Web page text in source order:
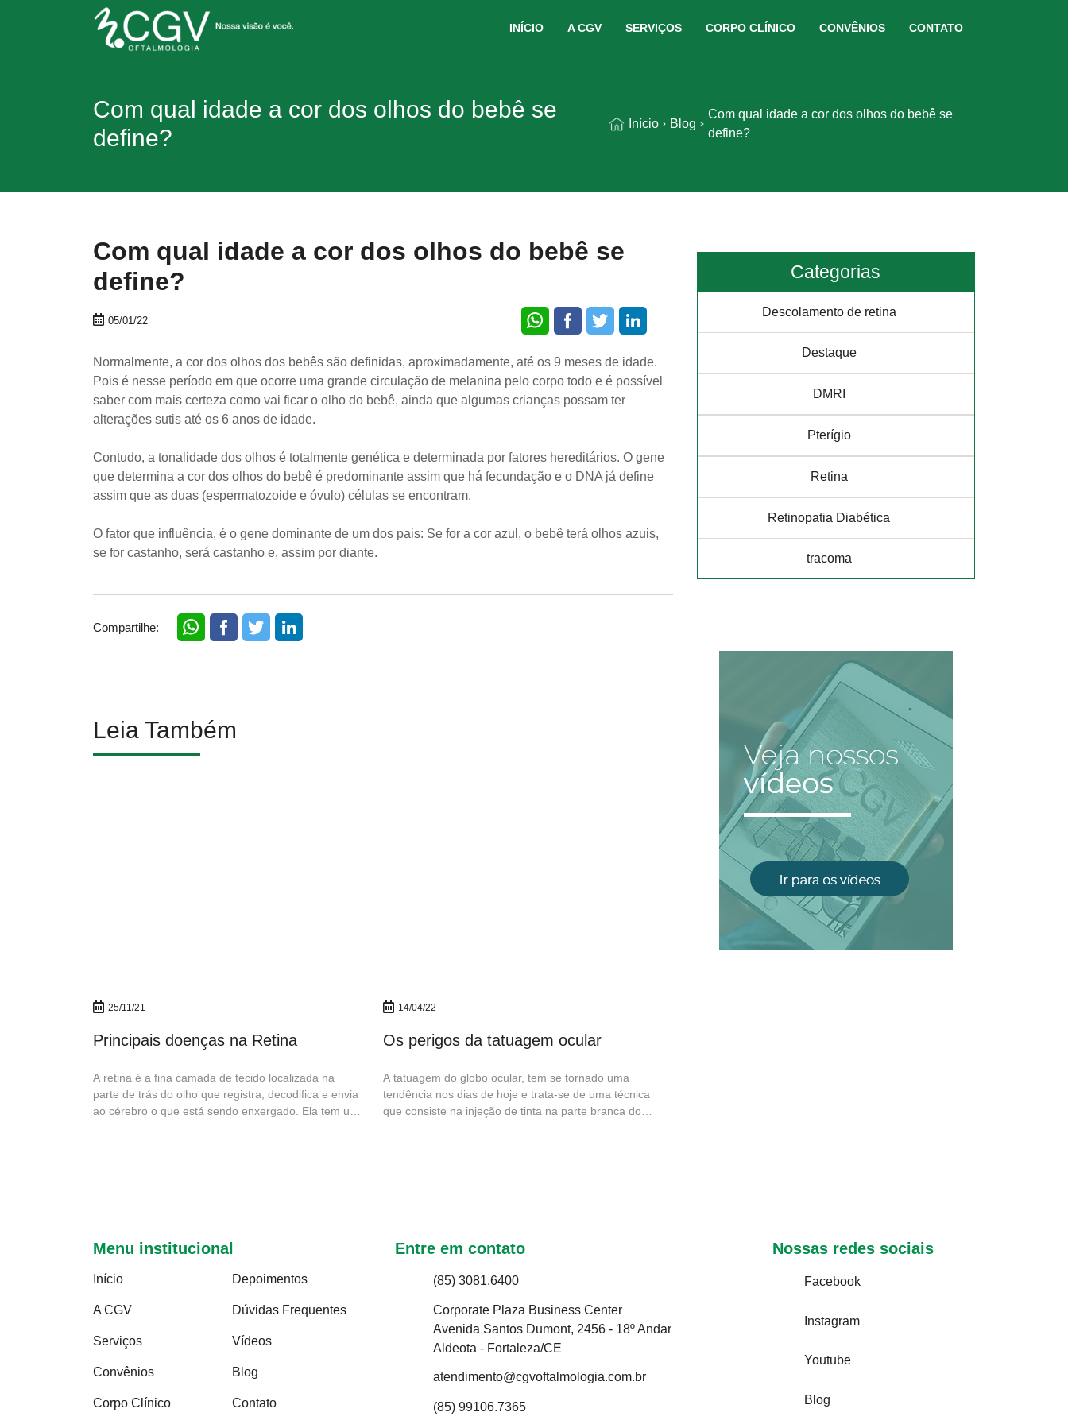
INÍCIO A CGV SERVIÇOS CORPO CLÍNICO CONVÊNIOS CONTATO
Com qual idade a cor dos olhos do bebê se
define?
Início Blog
Com qual idade a cor dos olhos do bebê se
define?
Com qual idade a cor dos olhos do bebê se
define?
05/01/22
Normalmente, a cor dos olhos dos bebês são definidas, aproximadamente, até os 9 meses de idade.
Pois é nesse período em que ocorre uma grande circulação de melanina pelo corpo todo e é possível
saber com mais certeza como vai ficar o olho do bebê, ainda que algumas crianças possam ter
alterações sutis até os 6 anos de idade.⠀
Contudo, a tonalidade dos olhos é totalmente genética e determinada por fatores hereditários. O gene
que determina a cor dos olhos do bebê é predominante assim que há fecundação e o DNA já define
assim que as duas (espermatozoide e óvulo) células se encontram. ⠀
O fator que influência, é o gene dominante de um dos pais: Se for a cor azul, o bebê terá olhos azuis,
se for castanho, será castanho e, assim por diante.⠀
Compartilhe:
Leia Também
25/11/21
Principais doenças na Retina
A retina é a fina camada de tecido localizada na
parte de trás do olho que registra, decodifica e envia
ao cérebro o que está sendo enxergado. Ela tem um
14/04/22
Os perigos da tatuagem ocular
A tatuagem do globo ocular, tem se tornado uma
tendência nos dias de hoje e trata-se de uma técnica
que consiste na injeção de tinta na parte branca do
Categorias
Descolamento de retina
Destaque
DMRI
Pterígio
Retina
Retinopatia Diabética
tracoma
Menu institucional
Início Depoimentos
A CGV Dúvidas Frequentes
Serviços Vídeos
Convênios Blog
Corpo Clínico Contato
Entre em contato
(85) 3081.6400
Corporate Plaza Business Center
Avenida Santos Dumont, 2456 - 18º Andar
Aldeota - Fortaleza/CE
atendimento@cgvoftalmologia.com.br
(85) 99106.7365
Nossas redes sociais
Facebook
Instagram
Youtube
Blog